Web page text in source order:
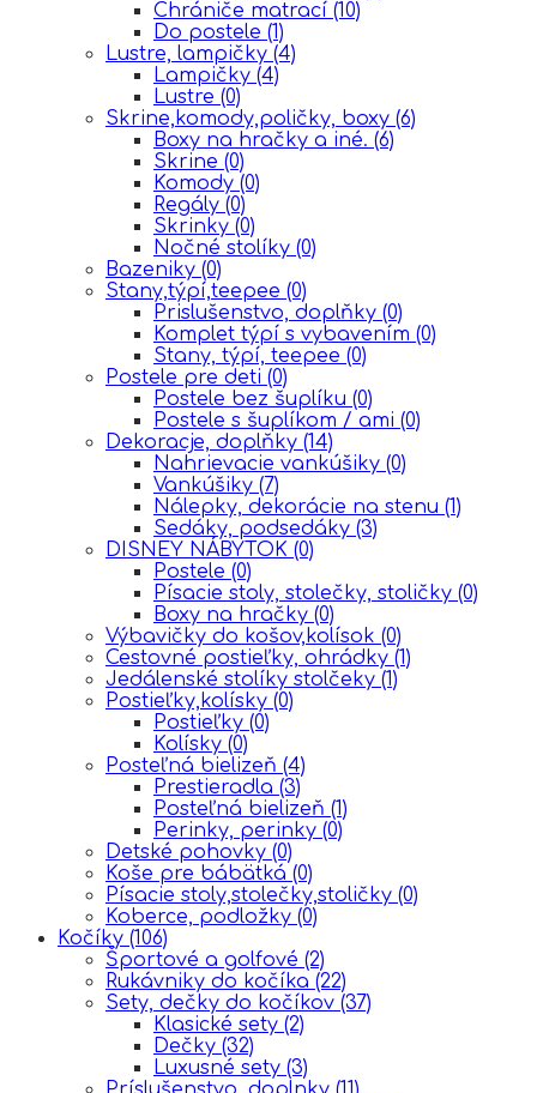
Chrániče matrací (10)
Do postele (1)
Lustre, lampičky (4)
Lampičky (4)
Lustre (0)
Skrine,komody,poličky, boxy (6)
Boxy na hračky a iné. (6)
Skrine (0)
Komody (0)
Regály (0)
Skrinky (0)
Nočné stolíky (0)
Bazeniky (0)
Stany,týpí,teepee (0)
Prislušenstvo, doplňky (0)
Komplet týpí s vybavením (0)
Stany, týpí, teepee (0)
Postele pre deti (0)
Postele bez šuplíku (0)
Postele s šuplíkom / ami (0)
Dekoracje, doplňky (14)
Nahrievacie vankúšiky (0)
Vankúšiky (7)
Nálepky, dekorácie na stenu (1)
Sedáky, podsedáky (3)
DISNEY NÁBYTOK (0)
Postele (0)
Písacie stoly, stolečky, stoličky (0)
Boxy na hračky (0)
Výbavičky do košov,kolísok (0)
Cestovné postieľky, ohrádky (1)
Jedálenské stolíky stolčeky (1)
Postieľky,kolísky (0)
Postieľky (0)
Kolísky (0)
Posteľná bielizeň (4)
Prestieradla (3)
Posteľná bielizeň (1)
Perinky, perinky (0)
Detské pohovky (0)
Koše pre bábätká (0)
Písacie stoly,stolečky,stoličky (0)
Koberce, podložky (0)
Kočíky (106)
Športové a golfové (2)
Rukávniky do kočíka (22)
Sety, dečky do kočíkov (37)
Klasické sety (2)
Dečky (32)
Luxusné sety (3)